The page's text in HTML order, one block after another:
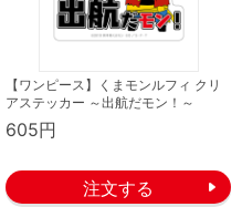
【ワンピース】くまモンルフィ クリ
アステッカー ～出航だモン！～
605円